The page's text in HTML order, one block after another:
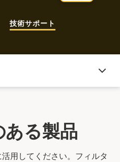
技術サポート
る製品
用してください。フィルタ